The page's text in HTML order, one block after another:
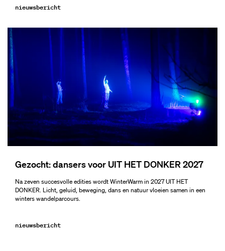
nieuwsbericht
Gezocht: dansers voor UIT HET DONKER 2027
Na zeven succesvolle edities wordt WinterWarm in 2027 UIT HET
DONKER. Licht, geluid, beweging, dans en natuur vloeien samen in een
winters wandelparcours.
nieuwsbericht